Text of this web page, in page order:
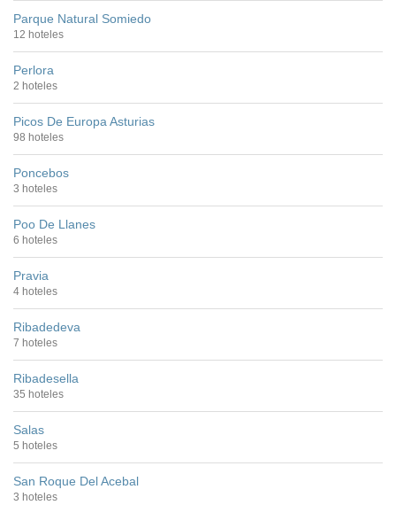
Parque Natural Somiedo
12 hoteles
Perlora
2 hoteles
Picos De Europa Asturias
98 hoteles
Poncebos
3 hoteles
Poo De Llanes
6 hoteles
Pravia
4 hoteles
Ribadedeva
7 hoteles
Ribadesella
35 hoteles
Salas
5 hoteles
San Roque Del Acebal
3 hoteles